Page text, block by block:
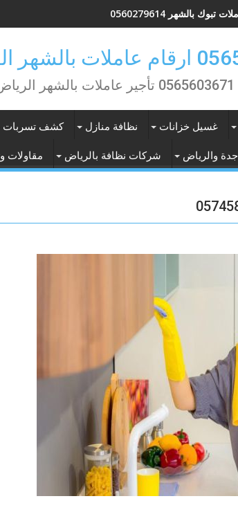
تبوك بالشهر 0560279614
وجده والدمام
0565603671 تأجير عاملات بالشهر الرياض وجده والدمام
غسيل خزانات نظافة منازل كشف تسربات
والرياض شركات نظافة بالرياض مقاولات